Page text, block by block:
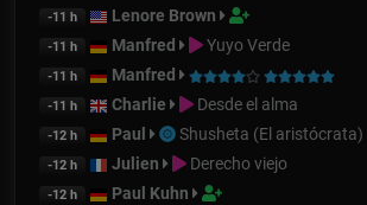
-11 h Lenore Brown
-11 h Manfred Yuyo Verde
-11 h Manfred
-11 h Charlie Desde el alma
-12 h Paul Shusheta (El aristócrata)
-12 h Julien Derecho viejo
-12 h Paul Kuhn